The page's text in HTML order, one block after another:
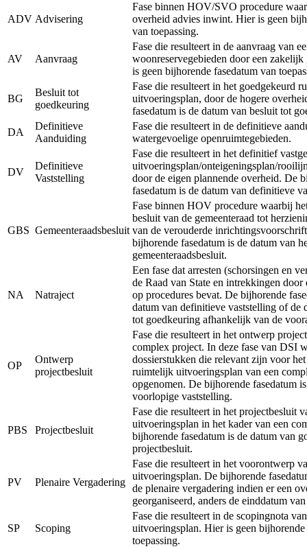
ADV Advisering
Fase binnen HOV/SVO procedure
overheid advies inwint. Hier is geen
van toepassing.
AV Aanvraag
Fase die resulteert in de aanvraag van
woonreservegebieden door een
is geen bijhorende fasedatum van
BG
Besluit tot
goedkeuring
Fase die resulteert in het goedgekeurd
uitvoeringsplan, door de hogere
fasedatum is de datum van besluit tot
DA
Definitieve
Aanduiding
Fase die resulteert in de definitieve
watergevoelige openruimtegebieden.
DV
Definitieve
Vaststelling
Fase die resulteert in het definitief
uitvoeringsplan/onteigeningsplan/
door de eigen plannende overheid. De
fasedatum is de datum van definitieve
GBS Gemeenteraadsbesluit
Fase binnen HOV procedure waarbij
besluit van de gemeenteraad tot
van de verouderde
bijhorende fasedatum is de datum van
gemeenteraadsbesluit.
NA Natraject
Een fase dat arresten (schorsingen en
de Raad van State en intrekkingen door
op procedures bevat. De bijhorende
datum van definitieve vaststelling of de
tot goedkeuring afhankelijk van de
OP
Ontwerp
projectbesluit
Fase die resulteert in het ontwerp
complex project. In deze fase van DSI
dossierstukken die relevant zijn voor
ruimtelijk uitvoeringsplan van een
opgenomen. De bijhorende fasedatum
voorlopige vaststelling.
PBS Projectbesluit
Fase die resulteert in het projectbesluit
uitvoeringsplan in het kader van een
bijhorende fasedatum is de datum van
projectbesluit.
PV Plenaire Vergadering
Fase die resulteert in het voorontwerp
uitvoeringsplan. De bijhorende
de plenaire vergadering indien er een
georganiseerd, anders de einddatum
SP Scoping
Fase die resulteert in de scopingnota
uitvoeringsplan. Hier is geen bijhorende
toepassing.